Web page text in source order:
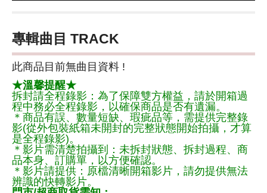
專輯曲目 TRACK
此商品目前無曲目資料 !
★溫馨提醒★
拆封請全程錄影：為了保障雙方權益，請於開箱過
程中務必全程錄影，以確保商品是否有遺漏。
＊商品有誤、數量短缺、瑕疵品等，需提供完整錄
影(從外包裝紙箱未開封的完整狀態開始拍攝，才算
是全程錄影)。
＊影片需清楚拍攝到：未拆封狀態、拆封過程、商
品本身、訂購單，以方便確認。
＊影片請提供：原檔清晰開箱影片，請勿提供無法
辨識的快轉影片。